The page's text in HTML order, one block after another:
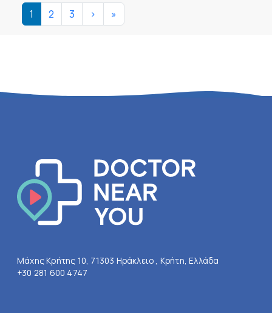
Σελιδοποίηση
1 2 3 > Next page
»
Μάχης Κρήτης 10, 71303 Ηράκλειο , Κρήτη, Ελλάδα
+30 281 600 4747